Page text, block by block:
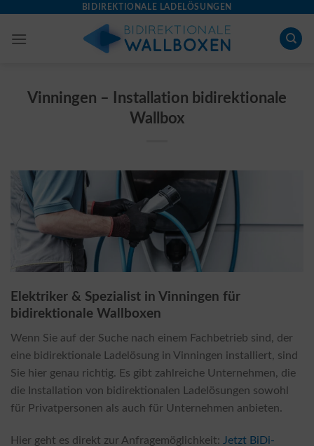
content
BIDIREKTIONALE LADELÖSUNGEN
Vinningen – Installation bidirektionale
Wallbox
Elektriker & Spezialist in Vinningen für
bidirektionale Wallboxen
Wenn Sie auf der Suche nach einem Fachbetrieb sind, der
eine bidirektionale Ladelösung in Vinningen installiert, sind
Sie hier genau richtig. Es gibt zahlreiche Unternehmen, die
die Installation von bidirektionalen Ladelösungen sowohl
für Privatpersonen als auch für Unternehmen anbieten.
Hier geht es direkt zur Anfragemöglichkeit: Jetzt BiDi-